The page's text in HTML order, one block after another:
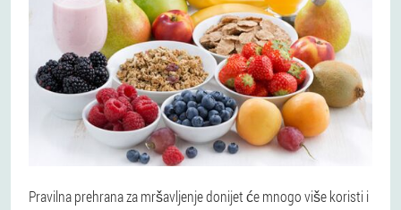
Pravilna prehrana za mršavljenje donijet će mnogo više koristi i